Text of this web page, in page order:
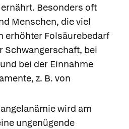
Besonders oft
Menschen, die viel
erhöhter Folsäurebedarf
Schwangerschaft, bei
bei der Einnahme
z. B. von
wird am
ungenügende